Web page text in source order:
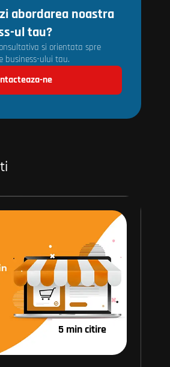
abordarea noastra
ul tau?
si orientata spre
business-ului tau.
ne
5 min citire